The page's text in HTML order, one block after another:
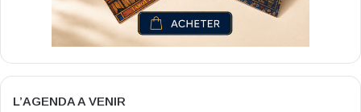
L’AGENDA A VENIR